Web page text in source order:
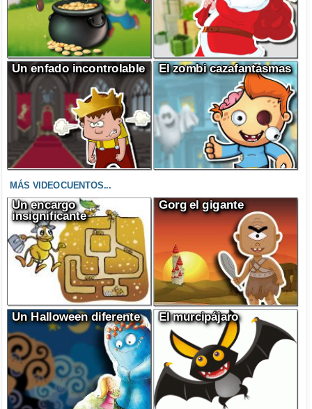
Un enfado incontrolable El zombi cazafantasmas
MÁS VIDEOCUENTOS...
Un encargo
insignificante
Gorg el gigante
Un Halloween diferente El murcipájaro